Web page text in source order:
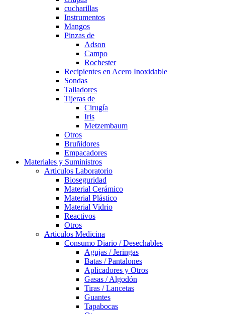
cucharillas
Instrumentos
Mangos
Pinzas de
Adson
Campo
Rochester
Recipientes en Acero Inoxidable
Sondas
Talladores
Tijeras de
Cirugía
Iris
Metzembaum
Otros
Bruñidores
Empacadores
Materiales y Suministros
Articulos Laboratorio
Bioseguridad
Material Cerámico
Material Plástico
Material Vidrio
Reactivos
Otros
Articulos Medicina
Consumo Diario / Desechables
Agujas / Jeringas
Batas / Pantalones
Aplicadores y Otros
Gasas / Algodón
Tiras / Lancetas
Guantes
Tapabocas